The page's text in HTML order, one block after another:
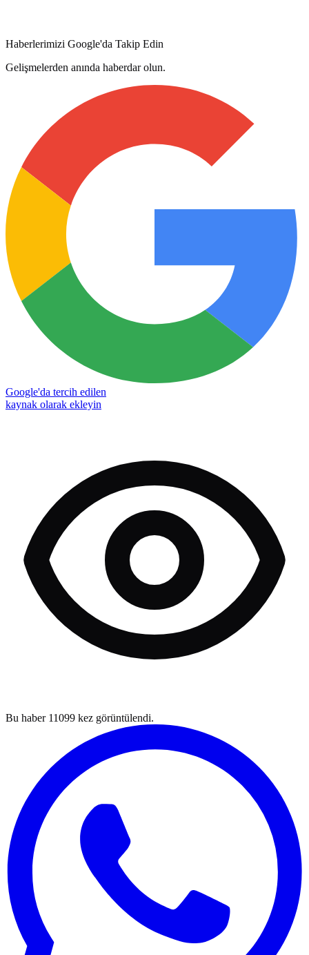
Haberlerimizi Google'da Takip Edin
Gelişmelerden anında haberdar olun.
Google'da tercih edilen
kaynak olarak ekleyin
Bu haber 11099 kez görüntülendi.